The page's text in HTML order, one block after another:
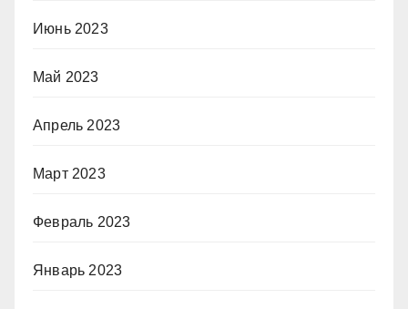
Июнь 2023
Май 2023
Апрель 2023
Март 2023
Февраль 2023
Январь 2023